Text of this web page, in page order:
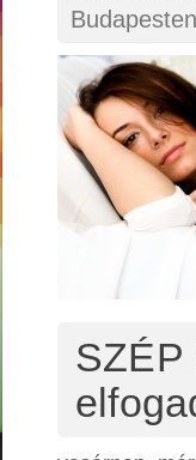
Budapesten
SZÉP